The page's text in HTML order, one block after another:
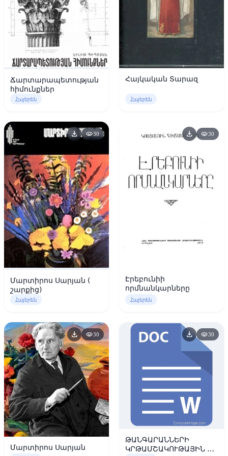
Ճարտարապետության
հիմունքներ
Հայերեն
Հայկական Տարազ
Հայերեն
download visibility30
Մարտիրոս Սարյան (
շարքից)
Հայերեն
download visibility30
Էրեբունիի
որմնանկարները
Հայերեն
download visibility30
Մարտիրոս Սարյան
download visibility30
ԹԱՆԳԱՐԱՆՆԵՐԻ
ԿՐԹԱՄՇԱԿՈՒԹԱՅԻՆ ԵՎ